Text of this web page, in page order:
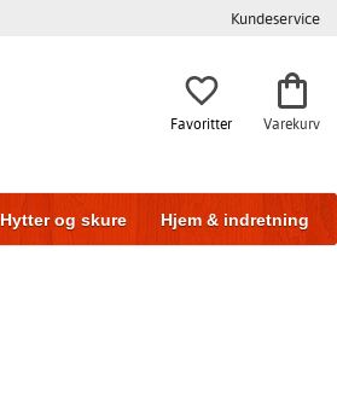
Kundeservice
Favoritter Varekurv
Hytter og skure Hjem & indretning